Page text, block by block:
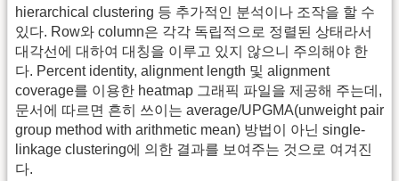
hierarchical clustering 등 추가적인 분석이나 조작을 할 수
있다. Row와 column은 각각 독립적으로 정렬된 상태라서
대각선에 대하여 대칭을 이루고 있지 않으니 주의해야 한
다. Percent identity, alignment length 및 alignment
coverage를 이용한 heatmap 그래픽 파일을 제공해 주는데,
문서에 따르면 흔히 쓰이는 average/UPGMA(unweight pair
group method with arithmetic mean) 방법이 아닌 single-
linkage clustering에 의한 결과를 보여주는 것으로 여겨진
다.